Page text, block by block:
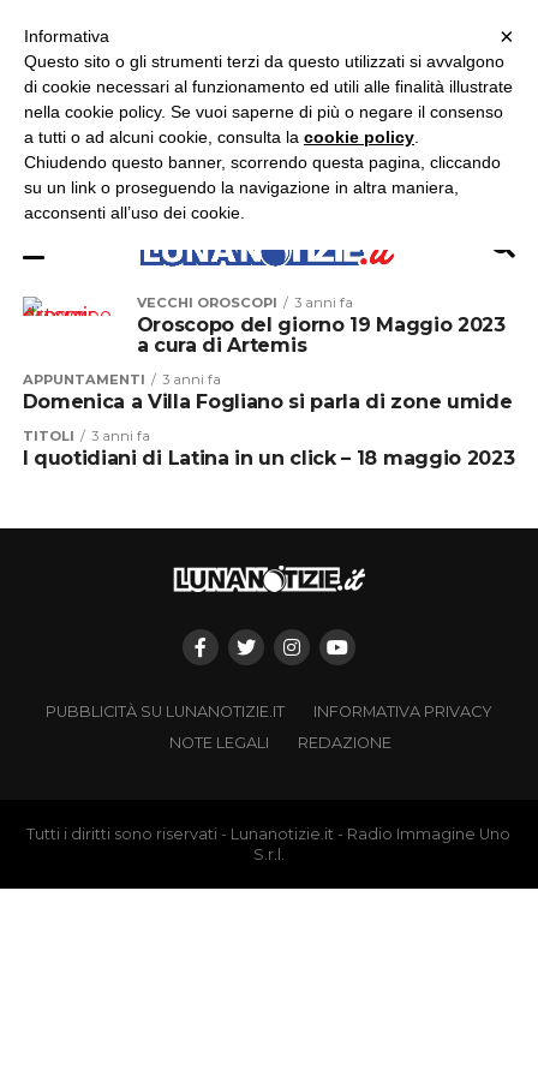
ASCOLTA RADIO LUNA
VECCHI OROSCOPI 3 anni fa
Oroscopo del giorno 19 Maggio 2023
a cura di Artemis
APPUNTAMENTI 3 anni fa
Domenica a Villa Fogliano si parla di zone umide
TITOLI 3 anni fa
I quotidiani di Latina in un click – 18 maggio 2023
PUBBLICITÀ SU LUNANOTIZIE.IT
INFORMATIVA PRIVACY
NOTE LEGALI
REDAZIONE
Tutti i diritti sono riservati - Lunanotizie.it - Radio Immagine Uno
S.r.l.
×
×
Informativa
Questo sito o gli strumenti terzi da questo utilizzati si avvalgono
di cookie necessari al funzionamento ed utili alle finalità illustrate
nella cookie policy. Se vuoi saperne di più o negare il consenso
a tutti o ad alcuni cookie, consulta la cookie policy
Chiudendo questo banner, scorrendo questa pagina, cliccando
su un link o proseguendo la navigazione in altra maniera,
acconsenti all’uso dei cookie.